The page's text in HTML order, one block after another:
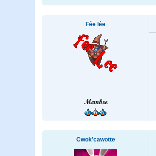
Fée lée
Membre
Cwok'cawotte